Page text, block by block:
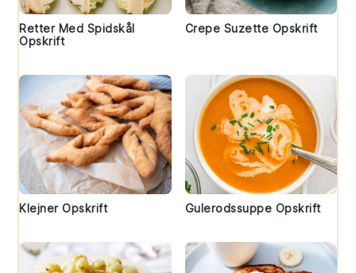
Retter Med Spidskål
Opskrift
Crepe Suzette Opskrift
Klejner Opskrift Gulerodssuppe Opskrift